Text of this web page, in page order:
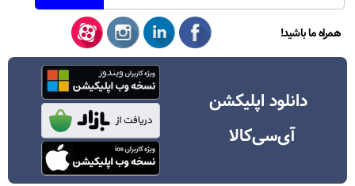
همراه ما باشید!
دانلود اپلیکشن
آی‌سی‌کالا